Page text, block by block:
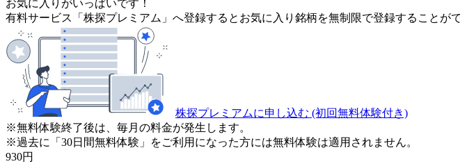
お気に入りがいっぱいです！
有料サービス「株探プレミアム」へ登録するとお気に入り銘柄を無制限で登録することが
株探プレミアムに申し込む (初回無料体験付き)
※無料体験終了後は、毎月の料金が発生します。
※過去に「30日間無料体験」をご利用になった方には無料体験は適用されません。
930円